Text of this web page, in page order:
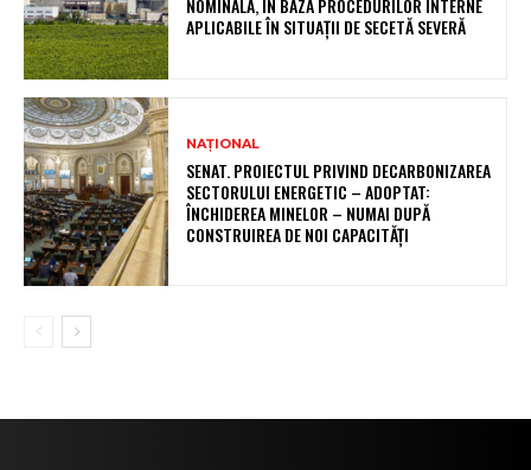
NOMINALĂ, ÎN BAZA PROCEDURILOR INTERNE
APLICABILE ÎN SITUAȚII DE SECETĂ SEVERĂ
NAȚIONAL
SENAT. PROIECTUL PRIVIND DECARBONIZAREA
SECTORULUI ENERGETIC – ADOPTAT:
ÎNCHIDEREA MINELOR – NUMAI DUPĂ
CONSTRUIREA DE NOI CAPACITĂȚI